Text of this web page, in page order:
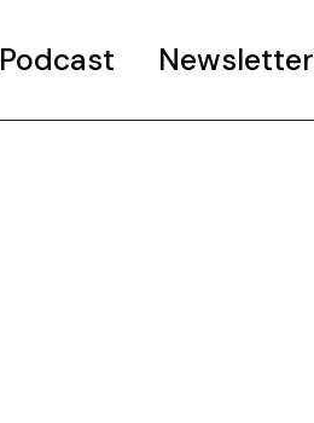
Podcast Newsletter